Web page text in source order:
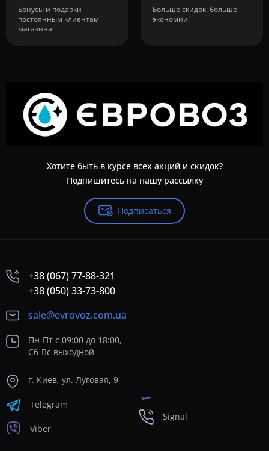
Бонусы и подарки
постоянным клиентам
магазина
Больше скидок, больше
экономии!
Хотите быть в курсе всех акций и скидок?
Подпишитесь на нашу рассылку
Подписаться
+38 (067) 77-88-321
+38 (050) 33-73-800
sale@evrovoz.com.ua
Пн-Пт с 09:00 до 18:00,
Сб-Вс выходной
г. Киев, ул. Луговая, 9
Telegram
Viber
Signal